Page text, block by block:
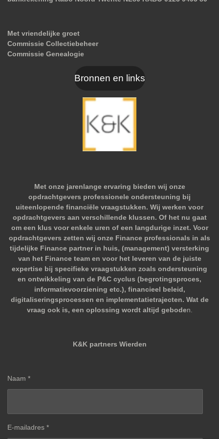
Met vriendelijke groet
Commissie Collectiebeheer
Commissie Genealogie
Bronnen en links
Met onze jarenlange ervaring bieden wij onze
opdrachtgevers professionele ondersteuning bij
uiteenlopende financiële vraagstukken. Wij werken voor
opdrachtgevers aan verschillende klussen. Of het nu gaat
om een klus voor enkele uren of een langdurige inzet. Voor
opdrachtgevers zetten wij onze Finance professionals in als
tijdelijke Finance partner in huis, (management) versterking
van het Finance team en voor het leveren van de juiste
expertise bij specifieke vraagstukken zoals ondersteuning
en ontwikkeling van de P&C cyclus (begrotingsproces,
informatievoorziening etc.), financieel beleid,
digitaliseringsprocessen en implementatietrajecten. Wat de
vraag ook is, een oplossing wordt altijd geboden.
K&K partners Wierden
Naam *
E-mailadres *